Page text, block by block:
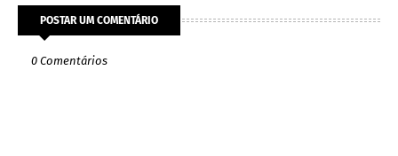
POSTAR UM COMENTÁRIO
0 Comentários